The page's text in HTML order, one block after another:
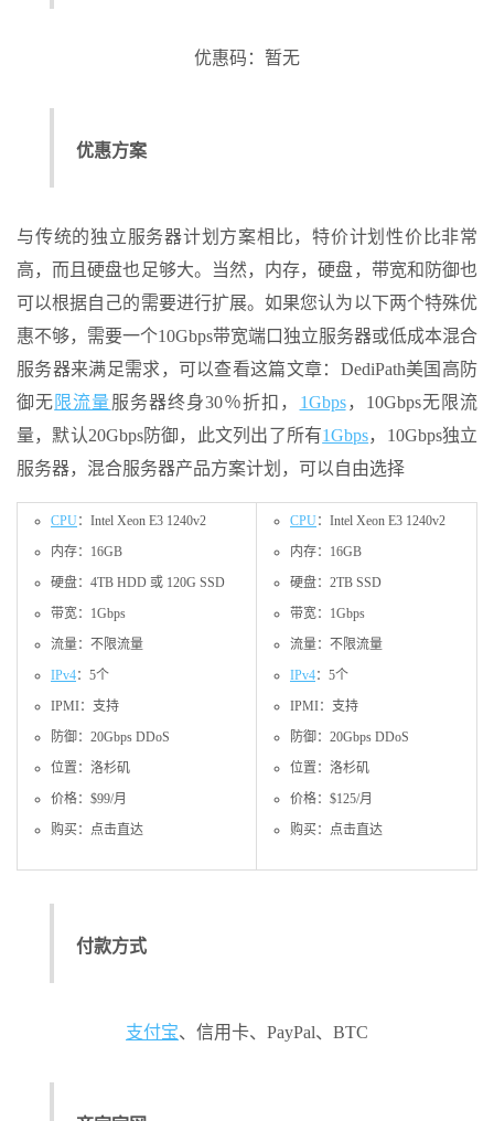
优惠码：暂无
优惠方案
与传统的独立服务器计划方案相比，特价计划性价比非常
高，而且硬盘也足够大。当然，内存，硬盘，带宽和防御也
可以根据自己的需要进行扩展。如果您认为以下两个特殊优
惠不够，需要一个10Gbps带宽端口独立服务器或低成本混合
服务器来满足需求，可以查看这篇文章：DediPath美国高防
御无 限流量 服务器终身30％折扣， 1Gbps，10Gbps无限流
量，默认20Gbps防御，此文列出了所有1Gbps，10Gbps独立
服务器，混合服务器产品方案计划，可以自由选择
CPU：Intel Xeon E3 1240v2
内存：16GB
硬盘：4TB HDD 或 120G SSD
带宽：1Gbps
流量：不限流量
IPv4：5个
IPMI：支持
防御：20Gbps DDoS
位置：洛杉矶
价格：$99/月
购买：点击直达
CPU：Intel Xeon E3 1240v2
内存：16GB
硬盘：2TB SSD
带宽：1Gbps
流量：不限流量
IPv4：5个
IPMI：支持
防御：20Gbps DDoS
位置：洛杉矶
价格：$125/月
购买：点击直达
付款方式
支付宝、信用卡、PayPal、BTC